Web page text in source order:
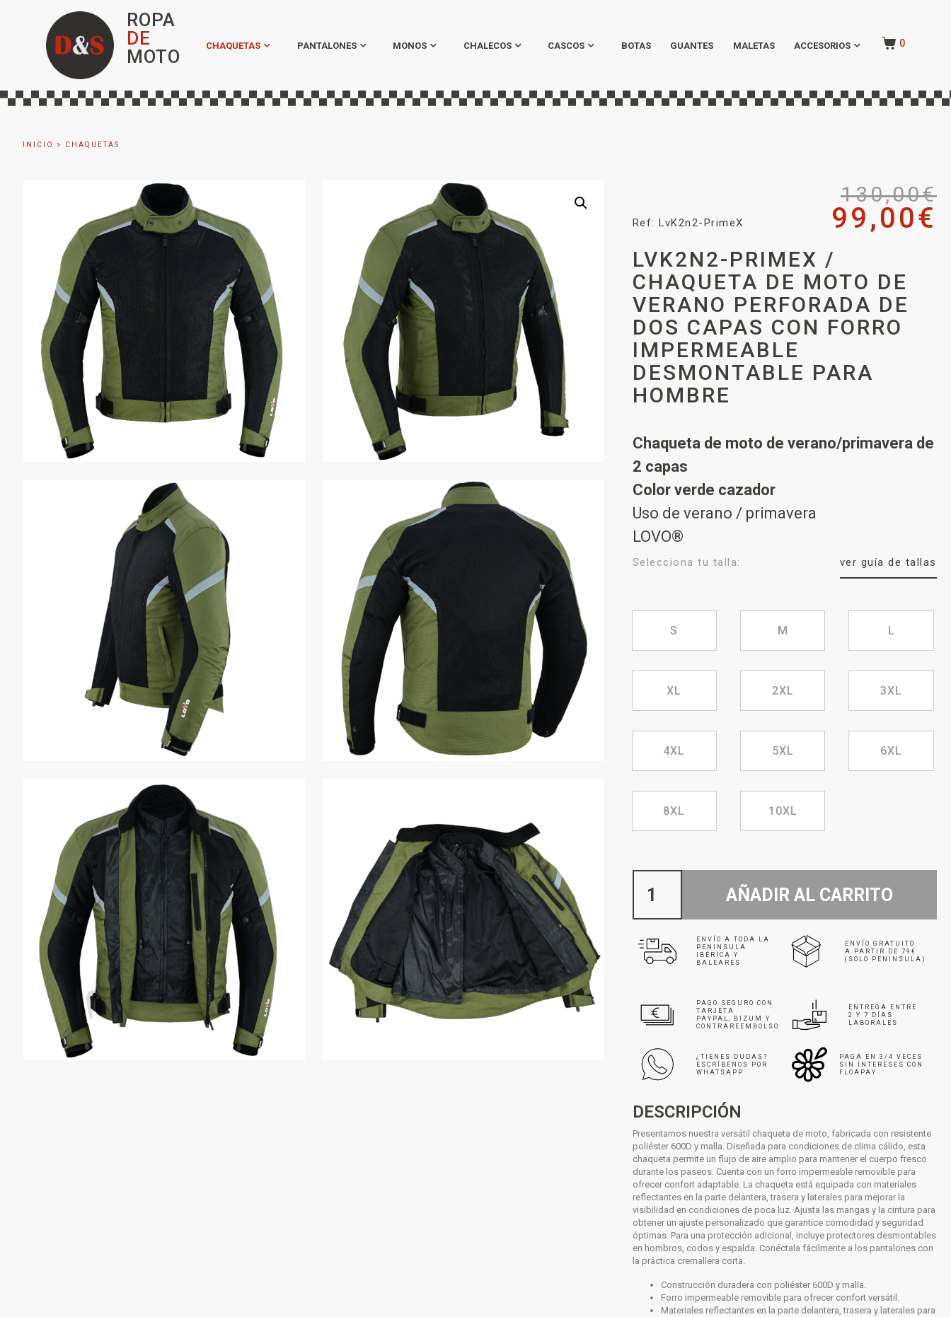
ROPA
DE
MOTO
CHAQUETAS PANTALONES MONOS CHALECOS CASCOS BOTAS GUANTES MALETAS ACCESORIOS 0
INICIO > CHAQUETAS
Ref: LvK2n2-PrimeX
130,00€
99,00€
LVK2N2-PRIMEX /
CHAQUETA DE MOTO DE
VERANO PERFORADA DE
DOS CAPAS CON FORRO
IMPERMEABLE
DESMONTABLE PARA
HOMBRE
Chaqueta de moto de verano/primavera de
2 capas
Color verde cazador
Uso de verano / primavera
LOVO®
Selecciona tu talla: ver guía de tallas
S M L
XL 2XL 3XL
4XL 5XL 6XL
8XL 10XL
AÑADIR AL CARRITO
ENVÍO A TODA LA
PENINSULA
IBÉRICA Y
BALEARES
ENVÍO GRATUITO
A PARTIR DE 79€
(SOLO PENINSULA)
PAGO SEGURO CON
TARJETA
PAYPAL, BIZUM Y
CONTRAREEMBOLSO
ENTREGA ENTRE
2 Y 7 DÍAS
LABORALES
¿TIENES DUDAS?
ESCRÍBENOS POR
WHATSAPP
PAGA EN 3/4 VECES
SIN INTERESES CON
FLOAPAY
DESCRIPCIÓN
Presentamos nuestra versátil chaqueta de moto, fabricada con resistente
poliéster 600D y malla. Diseñada para condiciones de clima cálido, esta
chaqueta permite un flujo de aire amplio para mantener el cuerpo fresco
durante los paseos. Cuenta con un forro impermeable removible para
ofrecer confort adaptable. La chaqueta está equipada con materiales
reflectantes en la parte delantera, trasera y laterales para mejorar la
visibilidad en condiciones de poca luz. Ajusta las mangas y la cintura para
obtener un ajuste personalizado que garantice comodidad y seguridad
óptimas. Para una protección adicional, incluye protectores desmontables
en hombros, codos y espalda. Conéctala fácilmente a los pantalones con
la práctica cremallera corta.
Construcción duradera con poliéster 600D y malla.
Forro impermeable removible para ofrecer confort versátil.
Materiales reflectantes en la parte delantera, trasera y laterales para